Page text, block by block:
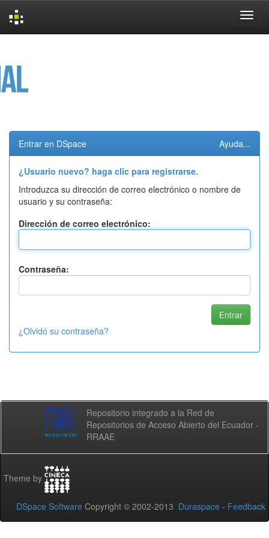
Entrar en DSpace Ayuda...
¿Usuario nuevo? haga clic para registrarse.
Introduzca su dirección de correo electrónico o nombre de
usuario y su contraseña:
Dirección de correo electrónico:
Contraseña:
¿Olvidó su contraseña?
Repositorio integrado a la Red de
Repositorios de Acceso Abierto del Ecuador -
RRAAE
Theme by
DSpace Software Copyright © 2002-2013 Duraspace - Feedback